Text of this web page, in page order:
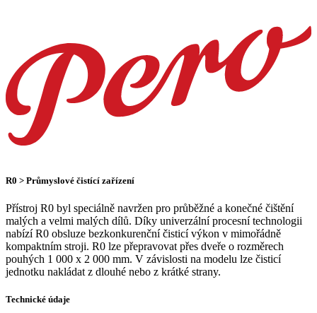
R0 > Průmyslové čistící zařízení
Přístroj R0 byl speciálně navržen pro průběžné a konečné čištění
malých a velmi malých dílů. Díky univerzální procesní technologii
nabízí R0 obsluze bezkonkurenční čisticí výkon v mimořádně
kompaktním stroji. R0 lze přepravovat přes dveře o rozměrech
pouhých 1 000 x 2 000 mm. V závislosti na modelu lze čisticí
jednotku nakládat z dlouhé nebo z krátké strany.
Technické údaje